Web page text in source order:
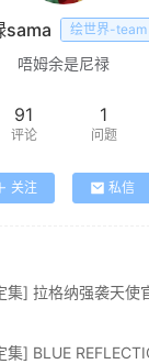
sama 绘世界-team
唔姆余是尼禄
91
评论
1
问题
关注 私信
集] 拉格纳强袭天使
集] BLUE